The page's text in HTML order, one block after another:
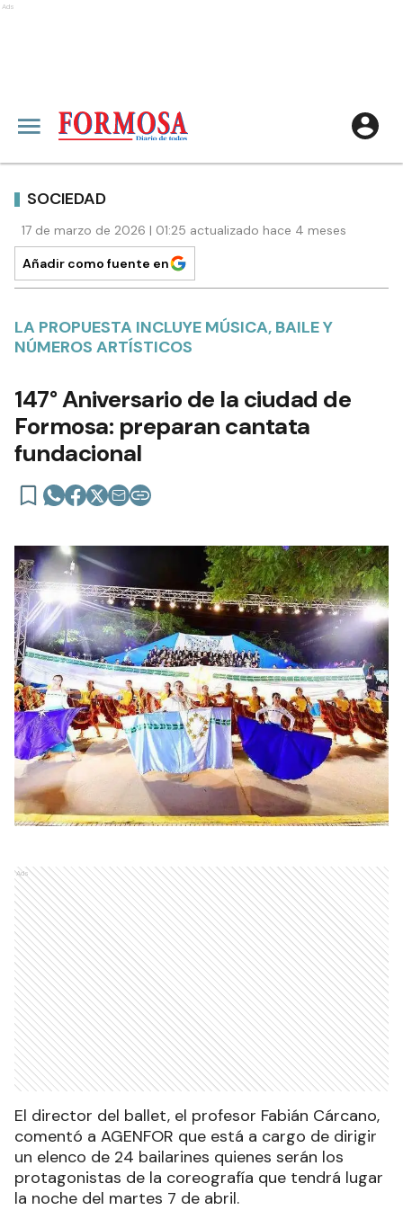
Ads
SOCIEDAD
17 de marzo de 2026 | 01:25 actualizado hace 4 meses
Añadir como fuente en
LA PROPUESTA INCLUYE MÚSICA, BAILE Y
NÚMEROS ARTÍSTICOS
147° Aniversario de la ciudad de
Formosa: preparan cantata
fundacional
Ads
El director del ballet, el profesor Fabián Cárcano,
comentó a AGENFOR que está a cargo de dirigir
un elenco de 24 bailarines quienes serán los
protagonistas de la coreografía que tendrá lugar
la noche del martes 7 de abril.